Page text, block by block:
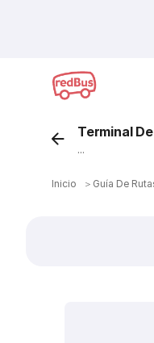
Terminal
...
Inicio ＞ Guía De